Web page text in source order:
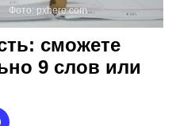
Фото: pxhere.com
сможете
9 слов или